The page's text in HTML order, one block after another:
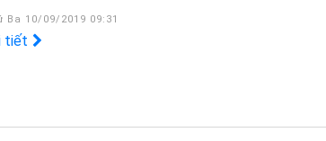
Ba 10/09/2019 09:31
tiết